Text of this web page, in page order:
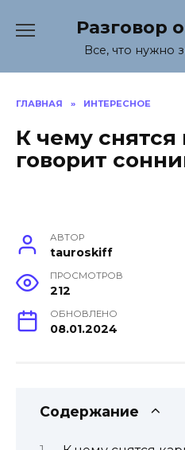
содержанию
Разговор
Все, что нужно
ГЛАВНАЯ » ИНТЕРЕСНОЕ
К чему снятся
говорит
АВТОР
tauroskiff
ПРОСМОТРОВ
212
ОБНОВЛЕНО
08.01.2024
Содержание